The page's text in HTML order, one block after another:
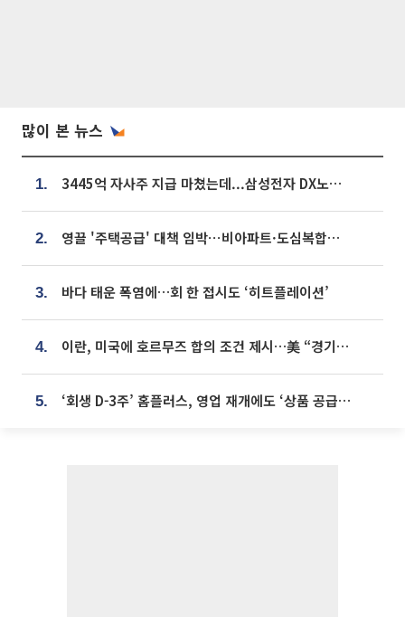
많이 본 뉴스
1. 3445억 자사주 지급 마쳤는데...삼성전자 DX노조, 뒤늦은 '떼쓰기 집회'
2. 영끌 '주택공급' 대책 임박⋯비아파트·도심복합까지 총동원
3. 바다 태운 폭염에…회 한 접시도 ‘히트플레이션’
4. 이란, 미국에 호르무즈 합의 조건 제시…美 “경기 아직 안 끝나” [종합]
5. ‘회생 D-3주’ 홈플러스, 영업 재개에도 ‘상품 공급망’ 복구가 생존 관건